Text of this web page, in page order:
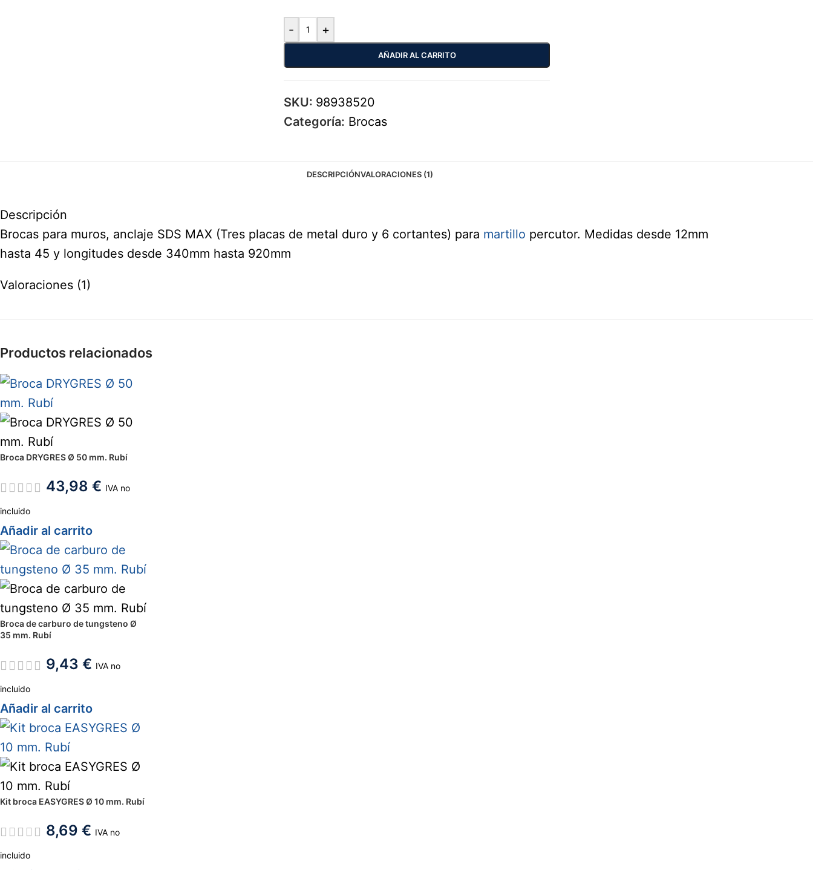
- +
AÑADIR AL CARRITO
SKU: 98938520
Categoría: Brocas
DESCRIPCIÓNVALORACIONES (1)
Descripción
Brocas para muros, anclaje SDS MAX (Tres placas de metal duro y 6 cortantes) para martillo percutor. Medidas desde 12mm
hasta 45 y longitudes desde 340mm hasta 920mm
Valoraciones (1)
Productos relacionados
Broca DRYGRES Ø 50 mm. Rubí
43,98 € IVA no
incluido
Añadir al carrito
Broca de carburo de tungsteno Ø
35 mm. Rubí
9,43 € IVA no
incluido
Añadir al carrito
Kit broca EASYGRES Ø 10 mm. Rubí
8,69 € IVA no
incluido